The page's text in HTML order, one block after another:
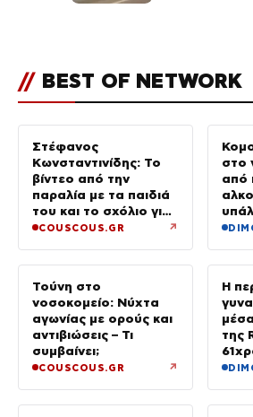
// BEST OF NETWORK
Στέφανος
Κωνσταντινίδης: Το
βίντεο από την
παραλία με τα παιδιά
του και το σχόλιο για
την ηλικία του
COUSCOUS.GR ↗
στο
από
Τούνη στο
νοσοκομείο: Νύχτα
αγωνίας με ορούς και
αντιβιώσεις – Τι
συμβαίνει;
COUSCOUS.GR ↗
Η
της